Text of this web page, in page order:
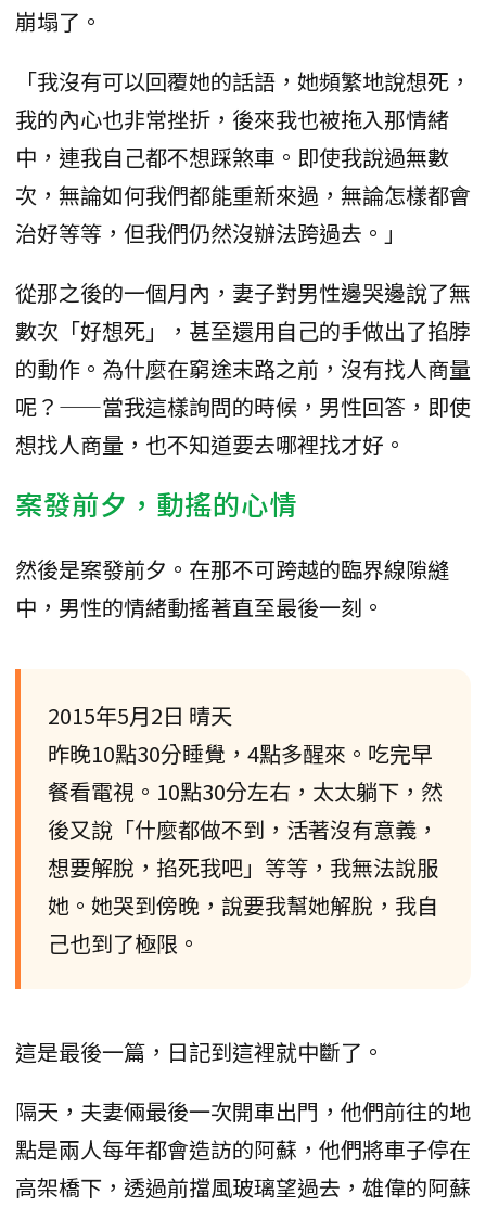
崩塌了。
「我沒有可以回覆她的話語，她頻繁地說想死，
我的內心也非常挫折，後來我也被拖入那情緒
中，連我自己都不想踩煞車。即使我說過無數
次，無論如何我們都能重新來過，無論怎樣都會
治好等等，但我們仍然沒辦法跨過去。」
從那之後的一個月內，妻子對男性邊哭邊說了無
數次「好想死」，甚至還用自己的手做出了掐脖
的動作。為什麼在窮途末路之前，沒有找人商量
呢？——當我這樣詢問的時候，男性回答，即使
想找人商量，也不知道要去哪裡找才好。
案發前夕，動搖的心情
然後是案發前夕。在那不可跨越的臨界線隙縫
中，男性的情緒動搖著直至最後一刻。
2015年5月2日 晴天
昨晚10點30分睡覺，4點多醒來。吃完早
餐看電視。10點30分左右，太太躺下，然
後又說「什麼都做不到，活著沒有意義，
想要解脫，掐死我吧」等等，我無法說服
她。她哭到傍晚，說要我幫她解脫，我自
己也到了極限。
這是最後一篇，日記到這裡就中斷了。
隔天，夫妻倆最後一次開車出門，他們前往的地
點是兩人每年都會造訪的阿蘇，他們將車子停在
高架橋下，透過前擋風玻璃望過去，雄偉的阿蘇